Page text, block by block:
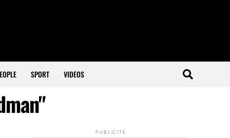
SPORT VIDEOS
PUBLICITÉ